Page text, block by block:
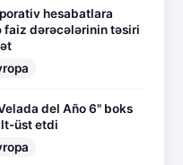
hesabatlara
faiz dərəcələrinin təsiri
del Año 6" boks
üst etdi